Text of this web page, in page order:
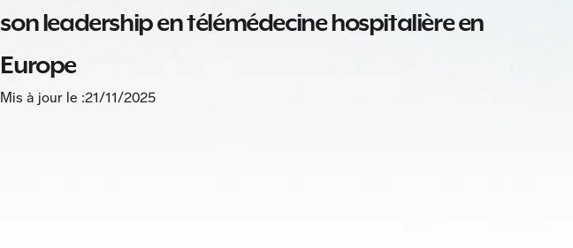
son leadership en télémédecine hospitalière en
Europe
Mis à jour le :21/11/2025